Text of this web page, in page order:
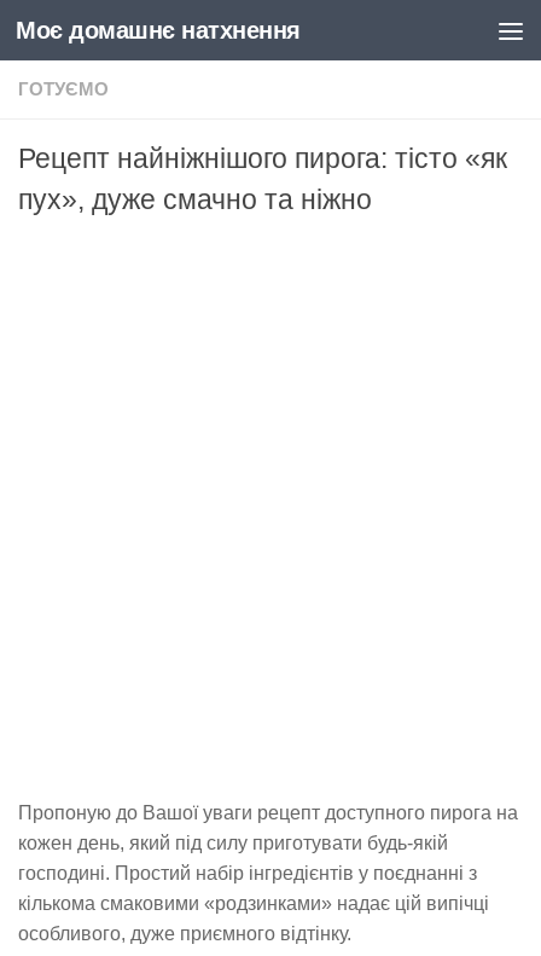
Skip to content
Моє домашнє натхнення
ГОТУЄМО
Рецепт найніжнішого пирога: тісто «як
пух», дуже смачно та ніжно
Пропоную до Вашої уваги рецепт доступного пирога на
кожен день, який під силу приготувати будь-якій
господині. Простий набір інгредієнтів у поєднанні з
кількома смаковими «родзинками» надає цій випічці
особливого, дуже приємного відтінку.